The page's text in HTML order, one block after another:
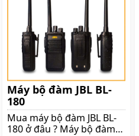
lạc Điều này hỗ trợ và
giúp quá trình làm việc trở
nên chuyên nghiệp và
hiệu quả hơn Cùng
shoppos đánh giá tổng
quan hơn về thiết bị bộ
đàm JBL
Máy bộ đàm JBL BL-
180
Mua máy bộ đàm JBL BL-
180 ở đâu ? Máy bộ đàm